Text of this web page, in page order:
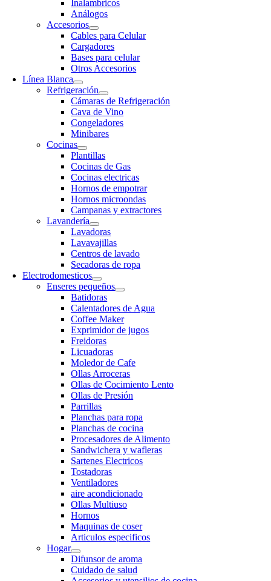
Inalambricos
Análogos
Accesorios
Cables para Celular
Cargadores
Bases para celular
Otros Accesorios
Línea Blanca
Refrigeración
Cámaras de Refrigeración
Cava de Vino
Congeladores
Minibares
Cocinas
Plantillas
Cocinas de Gas
Cocinas electricas
Hornos de empotrar
Hornos microondas
Campanas y extractores
Lavandería
Lavadoras
Lavavajillas
Centros de lavado
Secadoras de ropa
Electrodomesticos
Enseres pequeños
Batidoras
Calentadores de Agua
Coffee Maker
Exprimidor de jugos
Freidoras
Licuadoras
Moledor de Cafe
Ollas Arroceras
Ollas de Cocimiento Lento
Ollas de Presión
Parrillas
Planchas para ropa
Planchas de cocina
Procesadores de Alimento
Sandwichera y wafleras
Sartenes Electricos
Tostadoras
Ventiladores
aire acondicionado
Ollas Multiuso
Hornos
Maquinas de coser
Articulos especificos
Hogar
Difunsor de aroma
Cuidado de salud